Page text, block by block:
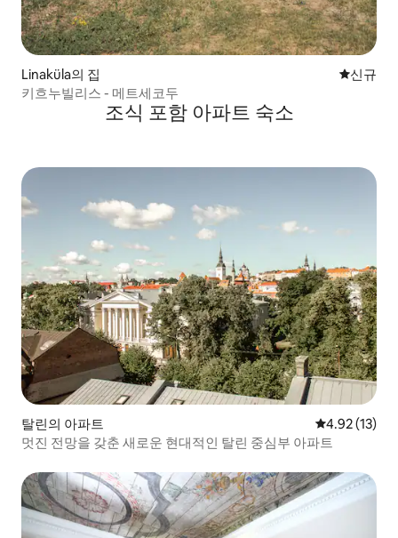
Linaküla의 집 신규 숙소
신규
키흐누빌리스 - 메트세코두
조식 포함 아파트 숙소
탈린의 아파트 평점 4.92점
4.92 (13)
멋진 전망을 갖춘 새로운 현대적인 탈린 중심부 아파트